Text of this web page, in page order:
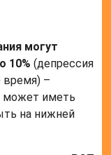
могут
10% (депрессия
время) –
может иметь
на нижней